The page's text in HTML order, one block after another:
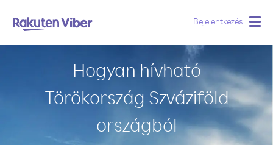
Bejelentkezés
Hogyan hívható
Törökország Szváziföld
országból